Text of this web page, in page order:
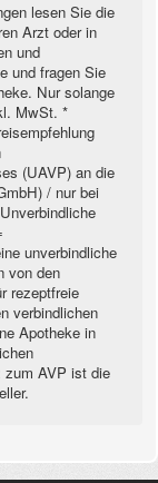
lesen Sie die
Arzt oder in
und
und fragen Sie
Nur solange
MwSt. *
(UAVP) an die
/ nur bei
unverbindliche
von den
rezeptfreie
verbindlichen
Apotheke in
zum AVP ist die